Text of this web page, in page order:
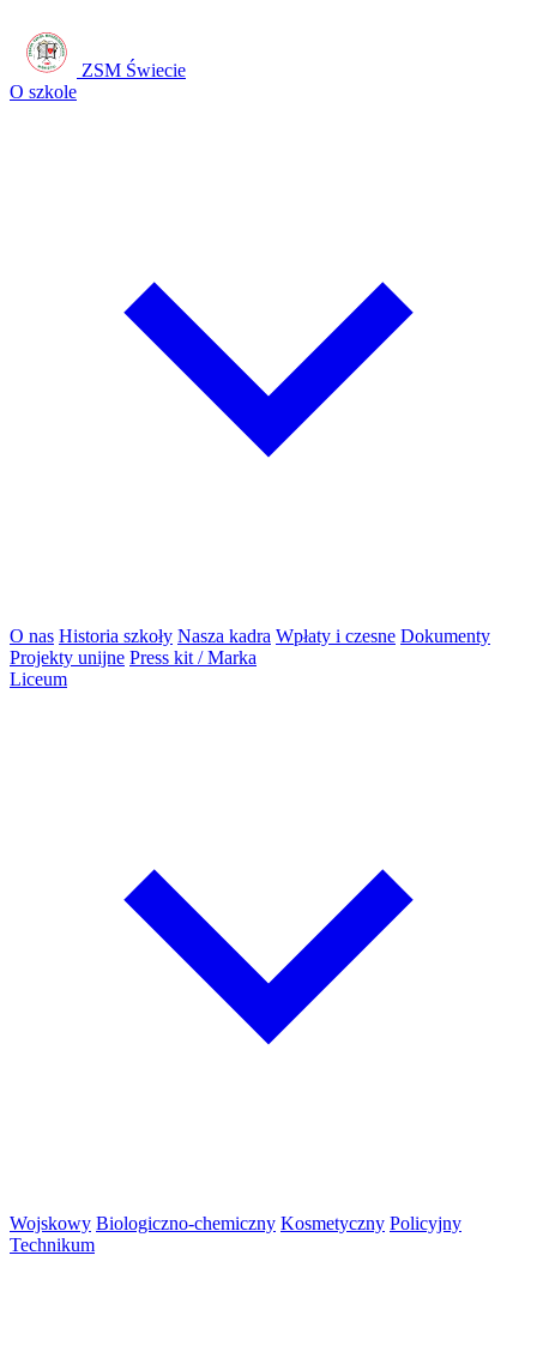
ZSM Świecie
O szkole
O nas Historia szkoły Nasza kadra Wpłaty i czesne Dokumenty
Projekty unijne Press kit / Marka
Liceum
Wojskowy Biologiczno-chemiczny Kosmetyczny Policyjny
Technikum